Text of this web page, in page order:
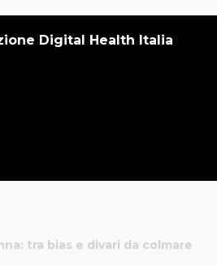
Digital Health Italia
tra bias e divari da colmare